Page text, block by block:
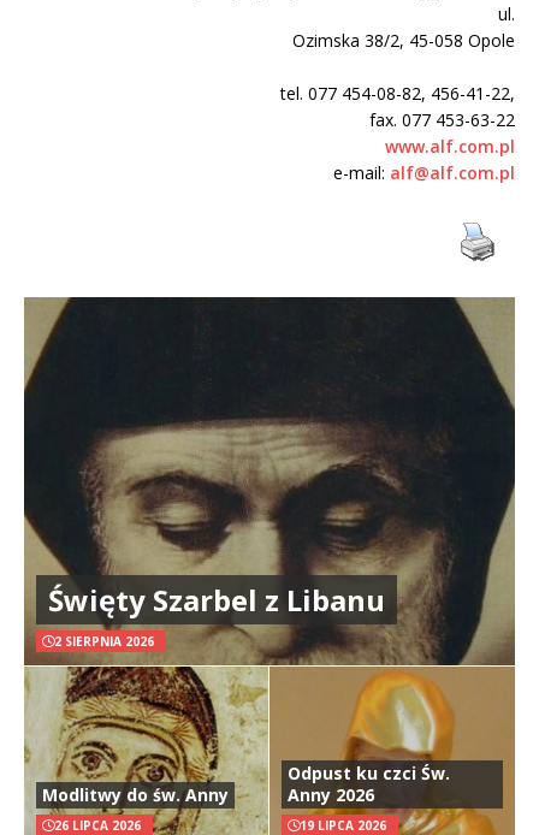
ul.
Ozimska 38/2, 45-058 Opole
tel. 077 454-08-82, 456-41-22,
fax. 077 453-63-22
www.alf.com.pl
e-mail: alf@alf.com.pl
Święty Szarbel z Libanu
2 SIERPNIA 2026
Modlitwy do św. Anny
26 LIPCA 2026
Odpust ku czci Św.
Anny 2026
19 LIPCA 2026